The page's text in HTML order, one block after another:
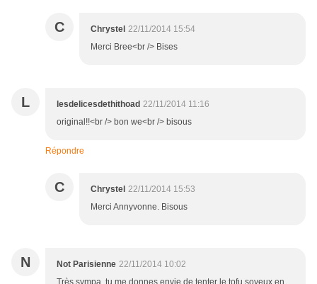
C Chrystel 22/11/2014 15:54
Merci Bree<br /> Bises
L lesdelicesdethithoad 22/11/2014 11:16
original!!<br /> bon we<br /> bisous
Répondre
C Chrystel 22/11/2014 15:53
Merci Annyvonne. Bisous
N Not Parisienne 22/11/2014 10:02
Très sympa, tu me donnes envie de tenter le tofu soyeux en